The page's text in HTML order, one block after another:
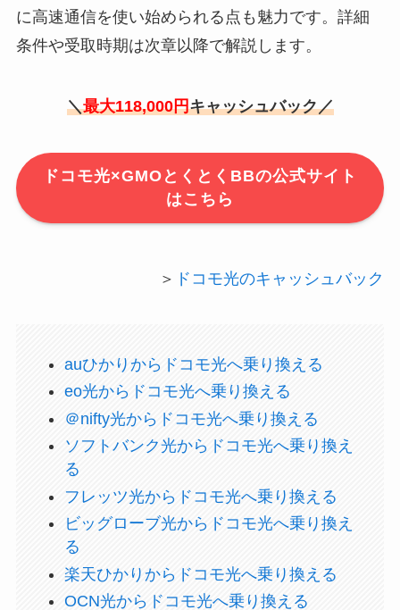
に高速通信を使い始められる点も魅力です。詳細
条件や受取時期は次章以降で解説します。
＼最大118,000円キャッシュバック／
ドコモ光×GMOとくとくBBの公式サイト
はこちら
＞ ドコモ光のキャッシュバック
auひかりからドコモ光へ乗り換える
eo光からドコモ光へ乗り換える
＠nifty光からドコモ光へ乗り換える
ソフトバンク光からドコモ光へ乗り換え
る
フレッツ光からドコモ光へ乗り換える
ビッグローブ光からドコモ光へ乗り換え
る
楽天ひかりからドコモ光へ乗り換える
OCN光からドコモ光へ乗り換える